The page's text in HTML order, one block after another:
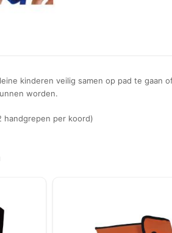
kinderen veilig samen op pad te
worden.
handgrepen per koord)